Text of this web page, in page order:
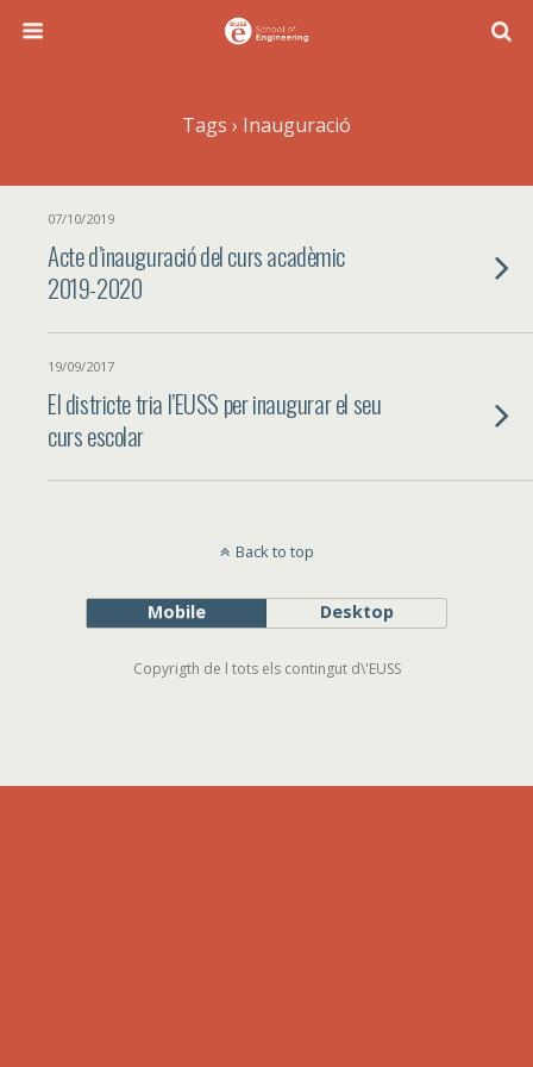
Tags › Inauguració
07/10/2019
Acte d’inauguració del curs acadèmic
2019-2020
19/09/2017
El districte tria l’EUSS per inaugurar el seu
curs escolar
Back to top
Mobile Desktop
Copyrigth de l tots els contingut d\'EUSS